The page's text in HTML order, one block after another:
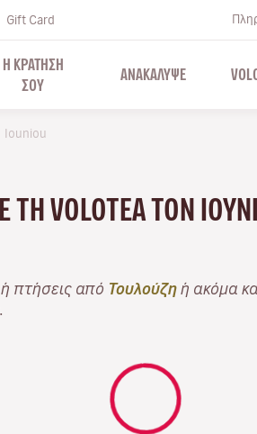
Gift Card
Η ΚΡΑΤΗΣΗ
ΣΟΥ
ΑΝΑΚΑΛΥΨΕ
Iouniou
ΤΗ VOLOTEA ΤΟΝ
ή πτήσεις από Τουλούζη ή ακόμα